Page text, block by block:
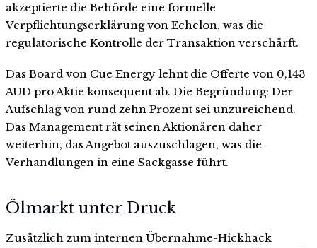
akzeptierte die Behörde eine formelle
Verpflichtungserklärung von Echelon, was die
regulatorische Kontrolle der Transaktion verschärft.
Das Board von Cue Energy lehnt die Offerte von 0,143
AUD pro Aktie konsequent ab. Die Begründung: Der
Aufschlag von rund zehn Prozent sei unzureichend.
Das Management rät seinen Aktionären daher
weiterhin, das Angebot auszuschlagen, was die
Verhandlungen in eine Sackgasse führt.
Ölmarkt unter Druck
Zusätzlich zum internen Übernahme-Hickhack